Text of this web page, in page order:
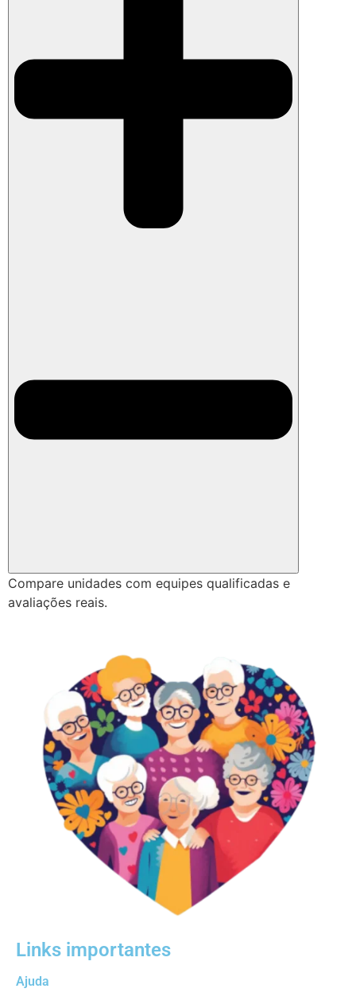
Compare unidades com equipes qualificadas e
avaliações reais.
Links importantes
Ajuda